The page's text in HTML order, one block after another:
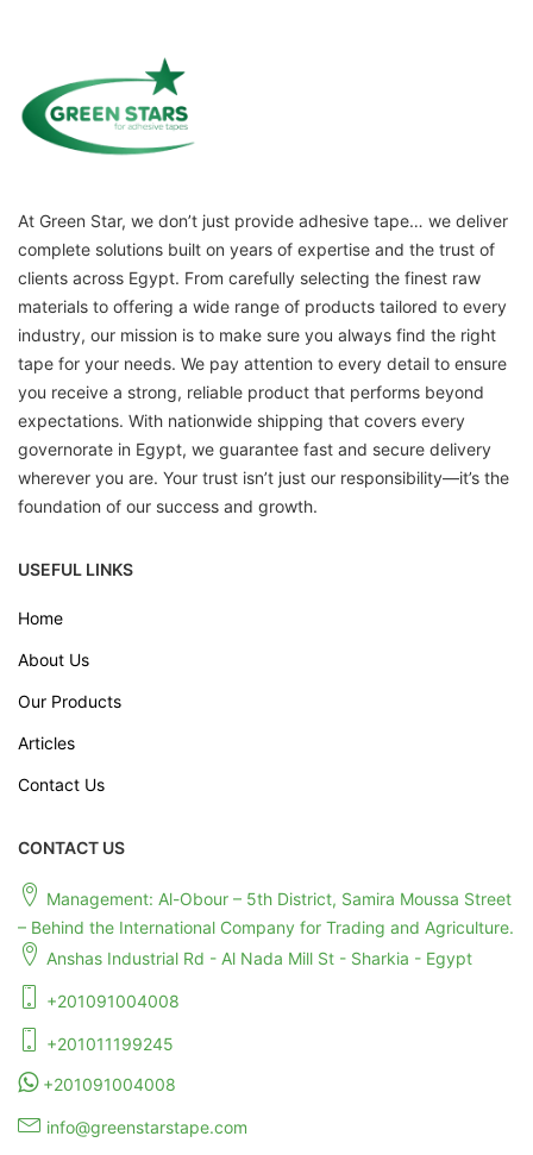
At Green Star, we don’t just provide adhesive tape… we deliver
complete solutions built on years of expertise and the trust of
clients across Egypt. From carefully selecting the finest raw
materials to offering a wide range of products tailored to every
industry, our mission is to make sure you always find the right
tape for your needs. We pay attention to every detail to ensure
you receive a strong, reliable product that performs beyond
expectations. With nationwide shipping that covers every
governorate in Egypt, we guarantee fast and secure delivery
wherever you are. Your trust isn’t just our responsibility—it’s the
foundation of our success and growth.
USEFUL LINKS
Home
About Us
Our Products
Articles
Contact Us
CONTACT US
Management: Al-Obour – 5th District, Samira Moussa Street
– Behind the International Company for Trading and Agriculture.
Anshas Industrial Rd - Al Nada Mill St - Sharkia - Egypt
+201091004008
+201011199245
+201091004008
info@greenstarstape.com